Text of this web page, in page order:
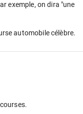
exemple, on dira "une
automobile célèbre.